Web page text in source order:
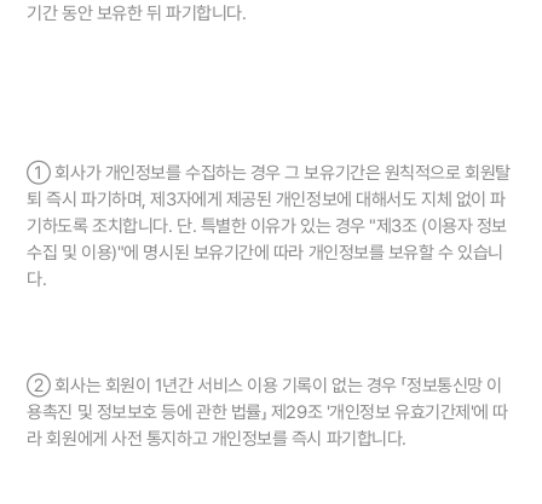
기간 동안 보유한 뒤 파기합니다.
① 회사가 개인정보를 수집하는 경우 그 보유기간은 원칙적으로 회원탈
퇴 즉시 파기하며, 제3자에게 제공된 개인정보에 대해서도 지체 없이 파
기하도록 조치합니다. 단. 특별한 이유가 있는 경우 "제3조 (이용자 정보
수집 및 이용)"에 명시된 보유기간에 따라 개인정보를 보유할 수 있습니
다.
② 회사는 회원이 1년간 서비스 이용 기록이 없는 경우 「정보통신망 이
용촉진 및 정보보호 등에 관한 법률」 제29조 '개인정보 유효기간제'에 따
라 회원에게 사전 통지하고 개인정보를 즉시 파기합니다.